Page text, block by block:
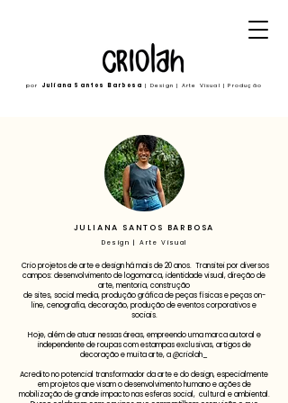
por Juliana Santos Barbosa | Design | Arte Visual | Produção
JULIANA SANTOS BARBOSA
Design | Arte Visual
Crio projetos de arte e design há mais de 20 anos. Transitei por diversos
campos: desenvolvimento de logomarca, identidade visual, direção de
arte, mentoria, construção
de sites, social media, produção gráfica de peças físicas e peças on-
line, cenografia, decoração, produção de eventos corporativos e
sociais.
Hoje, além de atuar nessas áreas, empreendo uma marca autoral e
independente de roupas com estampas exclusivas, artigos de
decoração e muita arte, a @criolah_
Acredito no potencial transformador da arte e do design, especialmente
em projetos que visam o desenvolvimento humano e ações de
mobilização de grande impacto nas esferas social, cultural e ambiental.